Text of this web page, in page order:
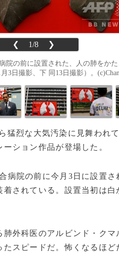
❮ 1/8 ❯
の前に設置された、人の肺をか
3日撮影、下 同13日撮影）。
猛烈な大気汚染に見舞われ
ション作品が登場した。
病院の前に今月3日に設置
されている。設置当初は白
外科医のアルビンド・クマ
スピードだ。怖くなるほど